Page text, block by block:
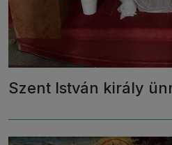
Szent István király